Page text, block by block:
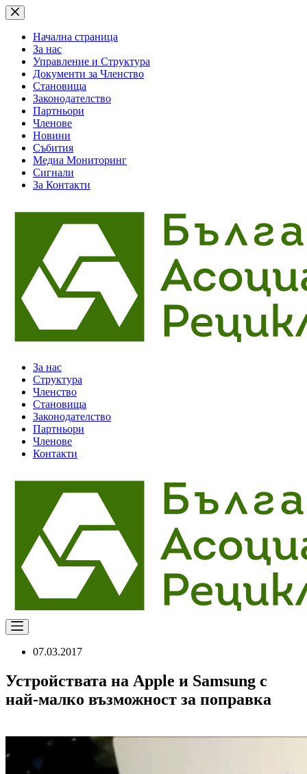
Skip
to
contentНачална страница
За нас
Управление и Структура
Документи за Членство
Становища
Законодателство
Партньори
Членове
Новини
Събития
Медиа Мониторинг
Сигнали
За Контакти
За нас
Структура
Членство
Становища
Законодателство
Партньори
Членове
Контакти
07.03.2017
Устройствата на Apple и Samsung с
най-малко възможност за поправка